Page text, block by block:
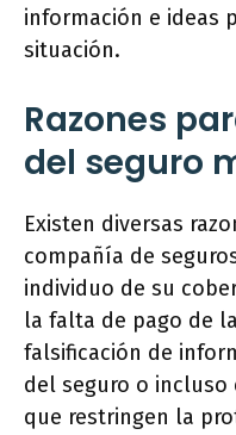
información e ideas
situación.
Razones
del seguro
Existen diversas
compañía de
individuo de su
la falta de pago de
falsificación de
del seguro o incluso
que restringen la